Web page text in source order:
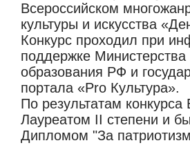
Всероссийском
культуры и искусства
Конкурс проходил при
поддержке Министерства
образования РФ и
портала «Pro Культура».
По результатам конкурса
Лауреатом II степени и
Дипломом "За